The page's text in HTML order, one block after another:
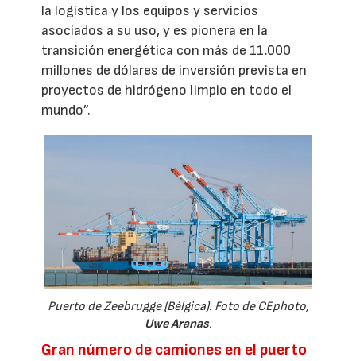
la logística y los equipos y servicios
asociados a su uso, y es pionera en la
transición energética con más de 11.000
millones de dólares de inversión prevista en
proyectos de hidrógeno limpio en todo el
mundo”.
Puerto de Zeebrugge (Bélgica). Foto de CEphoto,
Uwe Aranas.
Gran número de camiones en el puerto